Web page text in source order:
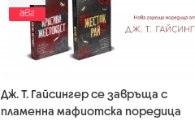
авг
Дж. Т. Гайсингер се завръща с
пламенна мафиотска поредица